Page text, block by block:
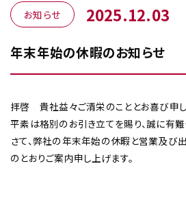
ハンディー
鬼 シリーズ
お知らせ 2025.12.03
年末年始の休暇のお知らせ
拝啓 貴社益々ご清栄のこととお喜び申し
平素は格別のお引き立てを賜り、誠に有難
さて、弊社の年末年始の休暇と営業及び
のとおりご案内申し上げます。